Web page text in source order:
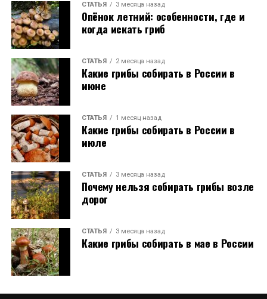
СТАТЬЯ 3 месяца назад
Опёнок летний: особенности, где и
когда искать гриб
СТАТЬЯ 2 месяца назад
Какие грибы собирать в России в
июне
СТАТЬЯ 1 месяц назад
Какие грибы собирать в России в
июле
СТАТЬЯ 3 месяца назад
Почему нельзя собирать грибы возле
дорог
СТАТЬЯ 3 месяца назад
Какие грибы собирать в мае в России